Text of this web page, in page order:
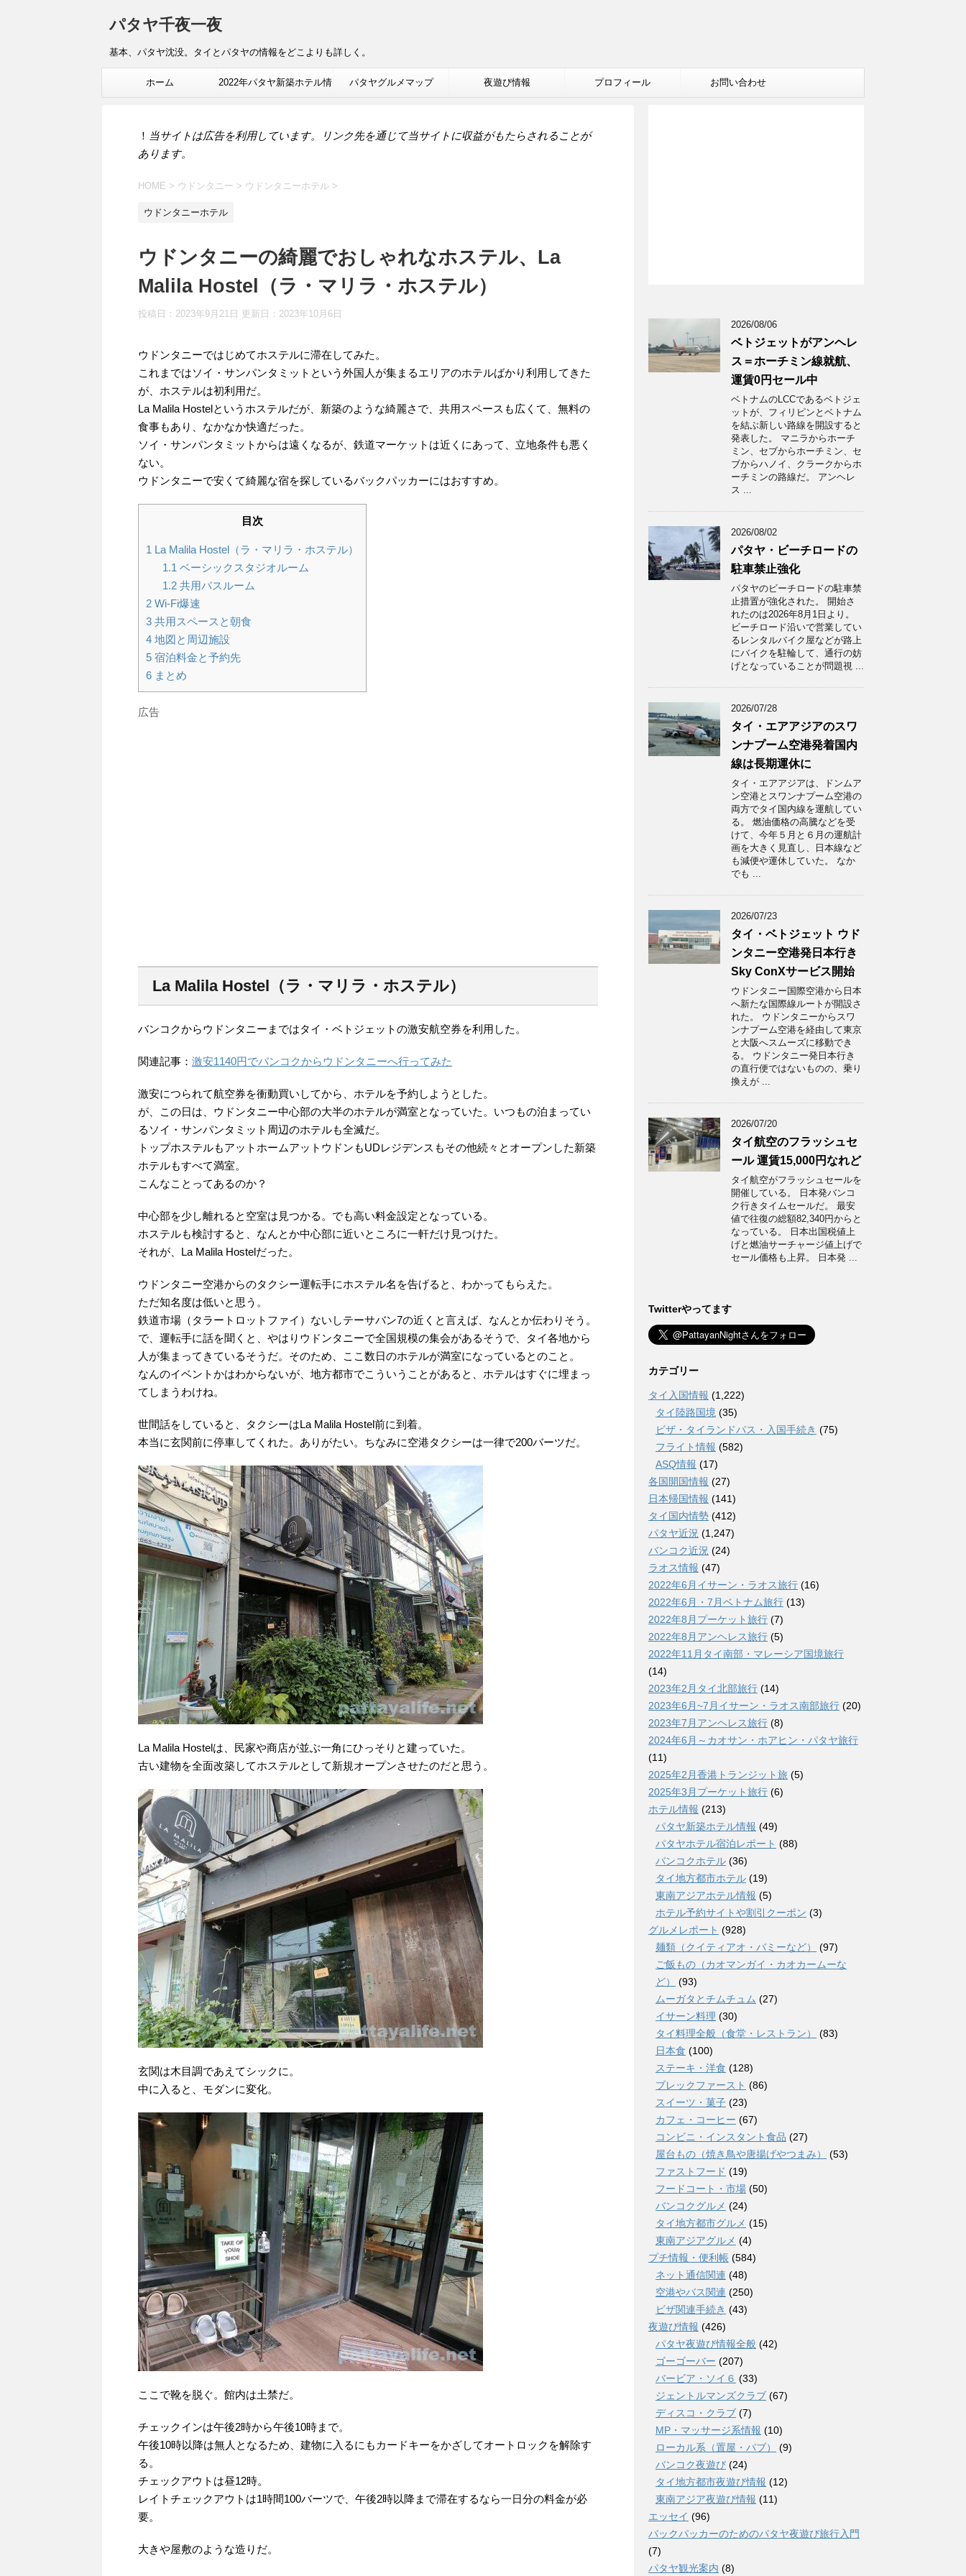
パタヤ千夜一夜
基本、パタヤ沈没。タイとパタヤの情報をどこよりも詳しく。
ホーム 2022年パタヤ新築ホテル情 パタヤグルメマップ 夜遊び情報 プロフィール お問い合わせ
！ 当サイトは広告を利用しています。リンク先を通じて当サイトに収益がもたらされることが
あります。
HOME > ウドンタニー > ウドンタニーホテル >
ウドンタニーホテル
ウドンタニーの綺麗でおしゃれなホステル、La
Malila Hostel（ラ・マリラ・ホステル）
投稿日：2023年9月21日 更新日： 2023年10月6日
ウドンタニーではじめてホステルに滞在してみた。
これまではソイ・サンパンタミットという外国人が集まるエリアのホテルばかり利用してきた
が、ホステルは初利用だ。
La Malila Hostelというホステルだが、新築のような綺麗さで、共用スペースも広くて、無料の
食事もあり、なかなか快適だった。
ソイ・サンパンタミットからは遠くなるが、鉄道マーケットは近くにあって、立地条件も悪く
ない。
ウドンタニーで安くて綺麗な宿を探しているバックパッカーにはおすすめ。
目次
1 La Malila Hostel（ラ・マリラ・ホステル）
1.1 ベーシックスタジオルーム
1.2共用バスルーム
2 Wi-Fi爆速
3 共用スペースと朝食
4 地図と周辺施設
5 宿泊料金と予約先
6 まとめ
広告
La Malila Hostel（ラ・マリラ・ホステル）
バンコクからウドンタニーまではタイ・ベトジェットの激安航空券を利用した。
関連記事： 激安1140円でバンコクからウドンタニーへ行ってみた
激安につられて航空券を衝動買いしてから、ホテルを予約しようとした。
が、この日は、ウドンタニー中心部の大半のホテルが満室となっていた。いつもの泊まってい
るソイ・サンパンタミット周辺のホテルも全滅だ。
トップホステルもアットホームアットウドンもUDレジデンスもその他続々とオープンした新築
ホテルもすべて満室。
こんなことってあるのか？
中心部を少し離れると空室は見つかる。でも高い料金設定となっている。
ホステルも検討すると、なんとか中心部に近いところに一軒だけ見つけた。
それが、La Malila Hostelだった。
ウドンタニー空港からのタクシー運転手にホステル名を告げると、わかってもらえた。
ただ知名度は低いと思う。
鉄道市場（タラートロットファイ）ないしテーサバン7の近くと言えば、なんとか伝わりそう。
で、運転手に話を聞くと、やはりウドンタニーで全国規模の集会があるそうで、タイ各地から
人が集まってきているそうだ。そのため、ここ数日のホテルが満室になっているとのこと。
なんのイベントかはわからないが、地方都市でこういうことがあると、ホテルはすぐに埋まっ
てしまうわけね。
世間話をしていると、タクシーはLa Malila Hostel前に到着。
本当に玄関前に停車してくれた。ありがたい。ちなみに空港タクシーは一律で200バーツだ。
La Malila Hostelは、民家や商店が並ぶ一角にひっそりと建っていた。
古い建物を全面改築してホステルとして新規オープンさせたのだと思う。
玄関は木目調であえてシックに。
中に入ると、モダンに変化。
ここで靴を脱ぐ。館内は土禁だ。
チェックインは午後2時から午後10時まで。
午後10時以降は無人となるため、建物に入るにもカードキーをかざしてオートロックを解除す
る。
チェックアウトは昼12時。
レイトチェックアウトは1時間100バーツで、午後2時以降まで滞在するなら一日分の料金が必
要。
大きや屋敷のような造りだ。
2026/08/06
ベトジェットがアンヘレ
ス＝ホーチミン線就航、
運賃0円セール中
ベトナムのLCCであるベトジェ
ットが、フィリピンとベトナム
を結ぶ新しい路線を開設すると
発表した。 マニラからホーチ
ミン、セブからホーチミン、セ
ブからハノイ、クラークからホ
ーチミンの路線だ。 アンヘレ
ス ...
2026/08/02
パタヤ・ビーチロードの
駐車禁止強化
パタヤのビーチロードの駐車禁
止措置が強化された。 開始さ
れたのは2026年8月1日より。
ビーチロード沿いで営業してい
るレンタルバイク屋などが路上
にバイクを駐輪して、通行の妨
げとなっていることが問題視 ...
2026/07/28
タイ・エアアジアのスワ
ンナプーム空港発着国内
線は長期運休に
タイ・エアアジアは、ドンムア
ン空港とスワンナプーム空港の
両方でタイ国内線を運航してい
る。 燃油価格の高騰などを受
けて、今年５月と６月の運航計
画を大きく見直し、日本線など
も減便や運休していた。 なか
でも ...
2026/07/23
タイ・ベトジェット ウド
ンタニー空港発日本行き
Sky ConXサービス開始
ウドンタニー国際空港から日本
へ新たな国際線ルートが開設さ
れた。 ウドンタニーからスワ
ンナプーム空港を経由して東京
と大阪へスムーズに移動でき
る。 ウドンタニー発日本行き
の直行便ではないものの、乗り
換えが ...
2026/07/20
タイ航空のフラッシュセ
ール 運賃15,000円なれど
タイ航空がフラッシュセールを
開催している。 日本発バンコ
ク行きタイムセールだ。 最安
値で往復の総額82,340円からと
なっている。 日本出国税値上
げと燃油サーチャージ値上げで
セール価格も上昇。 日本発 ...
Twitterやってます
カテゴリー
タイ入国情報 (1,222)
タイ陸路国境 (35)
ビザ・タイランドパス・入国手続き (75)
フライト情報 (582)
ASQ情報 (17)
各国開国情報 (27)
日本帰国情報 (141)
タイ国内情勢 (412)
パタヤ近況 (1,247)
バンコク近況 (24)
ラオス情報 (47)
2022年6月イサーン・ラオス旅行 (16)
2022年6月・7月ベトナム旅行 (13)
2022年8月プーケット旅行 (7)
2022年8月アンヘレス旅行 (5)
2022年11月タイ南部・マレーシア国境旅行
(14)
2023年2月タイ北部旅行 (14)
2023年6月~7月イサーン・ラオス南部旅行 (20)
2023年7月アンヘレス旅行 (8)
2024年6月～カオサン・ホアヒン・パタヤ旅行
(11)
2025年2月香港トランジット旅 (5)
2025年3月プーケット旅行 (6)
ホテル情報 (213)
パタヤ新築ホテル情報 (49)
パタヤホテル宿泊レポート (88)
バンコクホテル (36)
タイ地方都市ホテル (19)
東南アジアホテル情報 (5)
ホテル予約サイトや割引クーポン (3)
グルメレポート (928)
麺類（クイティアオ・バミーなど）
(97)
ご飯もの（カオマンガイ・カオカームーな
ど）
(93)
ムーガタとチムチュム (27)
イサーン料理 (30)
タイ料理全般（食堂・レストラン）
(83)
日本食 (100)
ステーキ・洋食 (128)
ブレックファースト (86)
スイーツ・菓子 (23)
カフェ・コーヒー (67)
コンビニ・インスタント食品 (27)
屋台もの（焼き鳥や唐揚げやつまみ）
(53)
ファストフード (19)
フードコート・市場 (50)
バンコクグルメ (24)
タイ地方都市グルメ (15)
東南アジアグルメ (4)
プチ情報・便利帳 (584)
ネット通信関連 (48)
空港やバス関連 (250)
ビザ関連手続き (43)
夜遊び情報 (426)
パタヤ夜遊び情報全般 (42)
ゴーゴーバー (207)
バービア・ソイ６ (33)
ジェントルマンズクラブ (67)
ディスコ・クラブ (7)
MP・マッサージ系情報 (10)
ローカル系（置屋・パブ）
(9)
バンコク夜遊び (24)
タイ地方都市夜遊び情報 (12)
東南アジア夜遊び情報 (11)
エッセイ (96)
バックパッカーのためのパタヤ夜遊び旅行入門
(7)
パタヤ観光案内 (8)